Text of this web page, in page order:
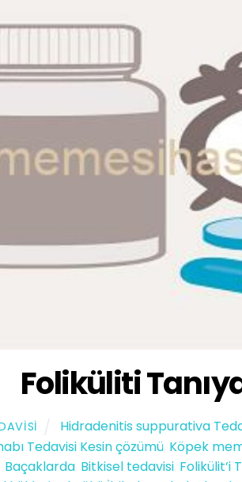
Foliküliti
Hidradenitis suppurativa
Tedavisi Kesin çözümü Köpek
Baçaklarda Bitkisel tedavisi Folikülit’i